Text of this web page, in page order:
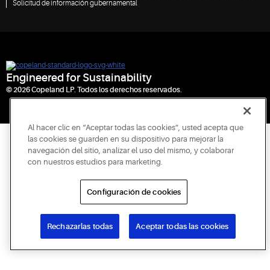
Solicitud de información gubernamental
Engineered for Sustainability
© 2026 Copeland LP. Todos los derechos reservados.
Al hacer clic en “Aceptar todas las cookies”, usted acepta que
las cookies se guarden en su dispositivo para mejorar la
navegación del sitio, analizar el uso del mismo, y colaborar
con nuestros estudios para marketing.
Configuración de cookies
Rechazarlas todas Aceptar todas las cookies